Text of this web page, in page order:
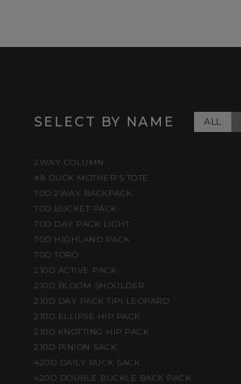
SELECT BY NAME ALL
2WAY COLUMN
#8 DUCK MOTHER'S TOTE
70D 2WAY BACKPACK
70D BUCKET PACK
70D DAY PACK LIGHT
70D HIGHLAND PACK
70D TORO
210D ACTIVE PACK
210D BLOOM SHOULDER
210D DAY PACK TIPI LEOPARD
210D ELLIPSE HIP PACK
210D KNOTTING HIP PACK
210D PINION SACK
420D DAILY RUCK SACK
420D DOUBLE BUCKLE BACK PACK